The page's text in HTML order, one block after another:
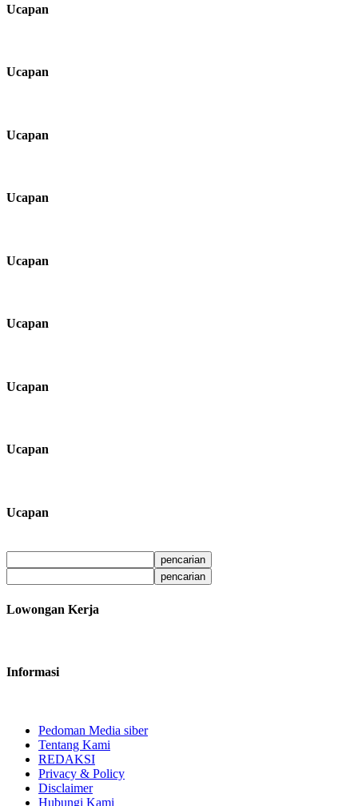
Ucapan
Ucapan
Ucapan
Ucapan
Ucapan
Ucapan
Ucapan
Ucapan
Ucapan
Lowongan Kerja
Informasi
Pedoman Media siber
Tentang Kami
REDAKSI
Privacy & Policy
Disclaimer
Hubungi Kami